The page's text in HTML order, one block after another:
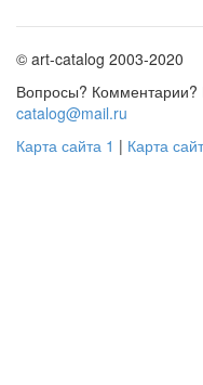
© art-catalog 2003-2020
Вопросы?
catalog@mail.ru
Карта сайта 1 | Карта